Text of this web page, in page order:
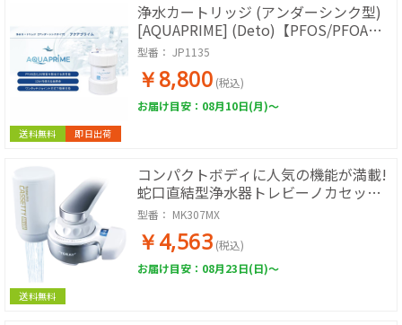
送料無料 即日出荷
浄水カートリッジ (アンダーシンク型)
[AQUAPRIME] (Deto)【PFOS/PFOA除
去】
型番： JP1135
￥8,800 (税込)
お届け目安：08月10日(月)～
送料無料
コンパクトボディに人気の機能が満載!
蛇口直結型浄水器トレビーノカセッテ
ィ【高除去(13項目クリア)タイプ】
型番： MK307MX
￥4,563 (税込)
お届け目安：08月23日(日)～